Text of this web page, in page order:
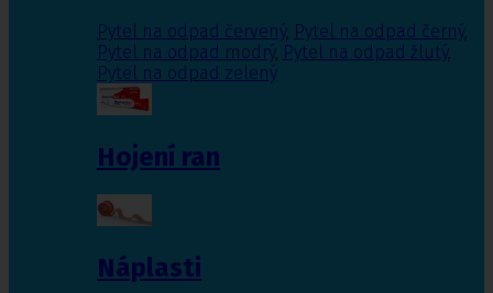
Pytel na odpad červený, Pytel na odpad černý,
Pytel na odpad modrý, Pytel na odpad žlutý,
Pytel na odpad zelený
Hojení ran
Náplasti